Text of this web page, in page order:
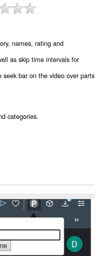
names, rating and
as skip time intervals for
bar on the video over parts
categories.